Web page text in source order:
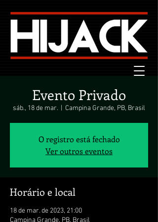
Evento Privado
sáb., 18 de mar. Campina Grande, PB, Brasil
O registro está fechado
Ver outros eventos
Horário e local
18 de mar. de 2023, 21:00
Campina Grande, PB, Brasil